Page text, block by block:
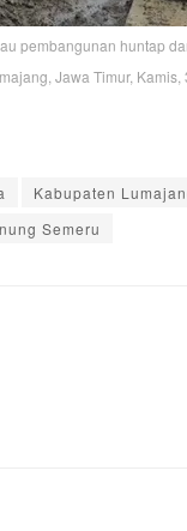
pembangunan huntap
Jawa Timur, Kamis,
Kabupaten
Semeru